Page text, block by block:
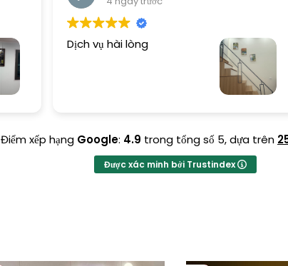
Dịch vụ hài lòng
Điểm xếp hạng Google: 4.9 trong tổng số 5,dựa trên
Được xác minh bởi Trustindex